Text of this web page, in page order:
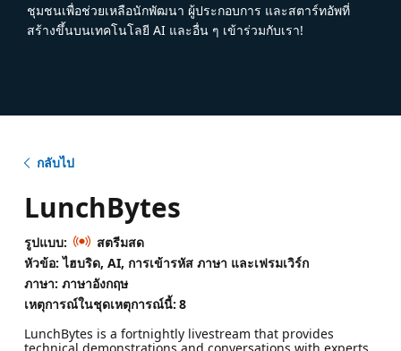
ชุมชนเพื่อช่วยเหลือนักพัฒนา ผู้ประกอบการ และสตาร์ทอัพที่
สร้างขึ้นบนเทคโนโลยี AI และอื่น ๆ เข้าร่วมกับเรา!
กลับไป
LunchBytes
รูปแบบ:
สตรีมสด
หัวข้อ: ไฮบริด, AI, การเข้ารหัส ภาษา และเฟรมเวิร์ก
ภาษา: ภาษาอังกฤษ
เหตุการณ์ในชุดเหตุการณ์นี้: 8
LunchBytes is a fortnightly livestream that provides